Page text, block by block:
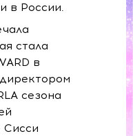
в России.
стала
в
сезона
Сисси